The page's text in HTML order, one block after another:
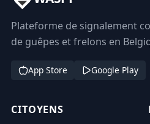
Plateforme de signalement
de guêpes et frelons en
App Store Google Play
CITOYENS